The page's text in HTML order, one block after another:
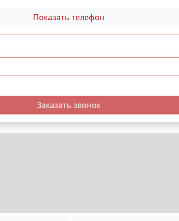
Показать телефон
Заказать звонок